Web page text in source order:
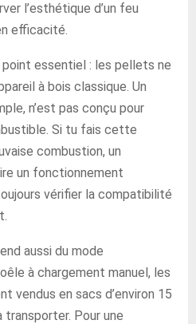
l’esthétique d’un feu
efficacité.
essentiel : les pellets ne
à bois classique. Un
n’est pas conçu pour
Si tu fais cette
combustion, un
un fonctionnement
vérifier la compatibilité
aussi du mode
à chargement manuel, les
vendus en sacs d’environ 15
Pour une